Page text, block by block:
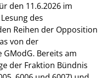
den 11.6.2026 im
des
Reihen der Opposition
von der
Bereits am
der Fraktion Bündnis